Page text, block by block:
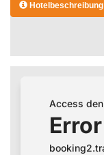
Hotelbeschreibung